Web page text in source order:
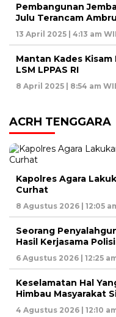
Pembangunan
Julu Terancam
13 April 2025 | 4:13 am
Mantan Kades
LSM LPPAS RI
8 April 2025 | 8:54 am
ACRH TENGGARA
Kapolres Agara
Curhat
8 Agustus 2026 | 12:05
Seorang
Hasil Kerjasama
6 Agustus 2026 | 12:25
Keselamatan Hal
Himbau Masyarakat
4 Agustus 2026 | 12:10